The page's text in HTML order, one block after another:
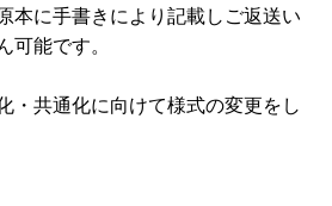
本に手書きにより記載しご返送い
能です。
・共通化に向けて様式の変更をし